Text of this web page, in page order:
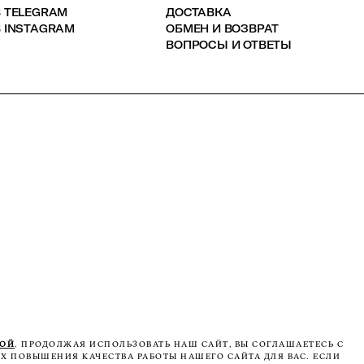
ДОСТАВКА
ОБМЕН И ВОЗВРАТ
ВОПРОСЫ И ОТВЕТЫ
. ПРОДОЛЖАЯ ИСПОЛЬЗОВАТЬ НАШ САЙТ, ВЫ СОГЛАШАЕТЕСЬ С
КАЧЕСТВА РАБОТЫ НАШЕГО САЙТА ДЛЯ ВАС. ЕСЛИ